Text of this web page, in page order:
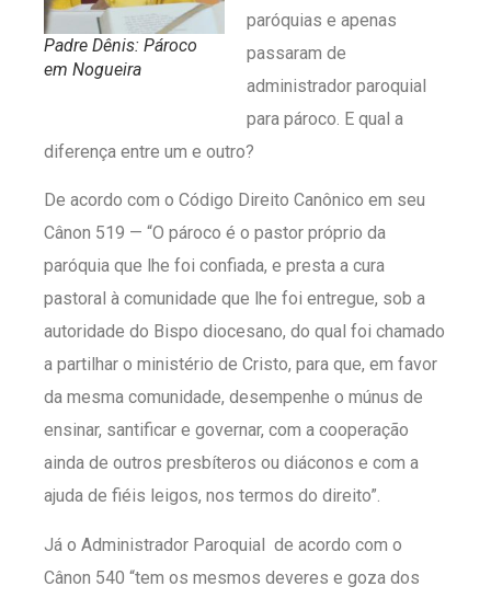
Padre Dênis: Pároco
em Nogueira
paróquias e apenas
passaram de
administrador paroquial
para pároco. E qual a
diferença entre um e outro?
De acordo com o Código Direito Canônico em seu
Cânon 519 — “O pároco é o pastor próprio da
paróquia que lhe foi confiada, e presta a cura
pastoral à comunidade que lhe foi entregue, sob a
autoridade do Bispo diocesano, do qual foi chamado
a partilhar o ministério de Cristo, para que, em favor
da mesma comunidade, desempenhe o múnus de
ensinar, santificar e governar, com a cooperação
ainda de outros presbíteros ou diáconos e com a
ajuda de fiéis leigos, nos termos do direito”.
Já o Administrador Paroquial de acordo com o
Cânon 540 “tem os mesmos deveres e goza dos